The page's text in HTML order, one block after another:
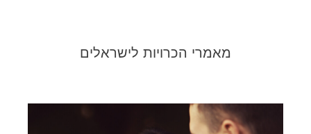
מאמרי הכרויות לישראלים